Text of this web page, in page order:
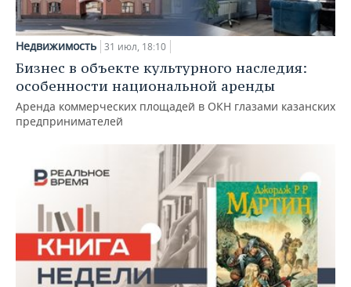
Недвижимость 31 июл, 18:10
Бизнес в объекте культурного наследия:
особенности национальной аренды
Аренда коммерческих площадей в ОКН глазами казанских
предпринимателей